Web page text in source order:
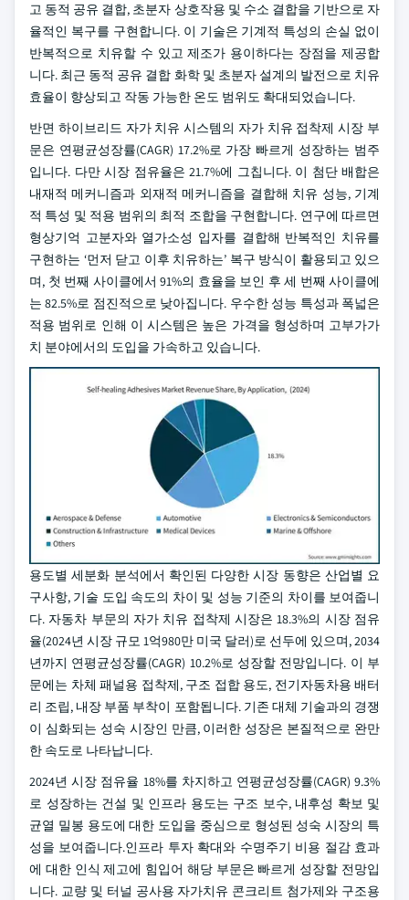
고 동적 공유 결합, 초분자 상호작용 및 수소 결합을 기반으로 자
율적인 복구를 구현합니다. 이 기술은 기계적 특성의 손실 없이
반복적으로 치유할 수 있고 제조가 용이하다는 장점을 제공합
니다. 최근 동적 공유 결합 화학 및 초분자 설계의 발전으로 치유
효율이 향상되고 작동 가능한 온도 범위도 확대되었습니다.
반면 하이브리드 자가 치유 시스템의 자가 치유 접착제 시장 부
문은 연평균성장률(CAGR) 17.2%로 가장 빠르게 성장하는 범주
입니다. 다만 시장 점유율은 21.7%에 그칩니다. 이 첨단 배합은
내재적 메커니즘과 외재적 메커니즘을 결합해 치유 성능, 기계
적 특성 및 적용 범위의 최적 조합을 구현합니다. 연구에 따르면
형상기억 고분자와 열가소성 입자를 결합해 반복적인 치유를
구현하는 ‘먼저 닫고 이후 치유하는’ 복구 방식이 활용되고 있으
며, 첫 번째 사이클에서 91%의 효율을 보인 후 세 번째 사이클에
는 82.5%로 점진적으로 낮아집니다. 우수한 성능 특성과 폭넓은
적용 범위로 인해 이 시스템은 높은 가격을 형성하며 고부가가
치 분야에서의 도입을 가속하고 있습니다.
용도별 세분화 분석에서 확인된 다양한 시장 동향은 산업별 요
구사항, 기술 도입 속도의 차이 및 성능 기준의 차이를 보여줍니
다. 자동차 부문의 자가 치유 접착제 시장은 18.3%의 시장 점유
율(2024년 시장 규모 1억980만 미국 달러)로 선두에 있으며, 2034
년까지 연평균성장률(CAGR) 10.2%로 성장할 전망입니다. 이 부
문에는 차체 패널용 접착제, 구조 접합 용도, 전기자동차용 배터
리 조립, 내장 부품 부착이 포함됩니다. 기존 대체 기술과의 경쟁
이 심화되는 성숙 시장인 만큼, 이러한 성장은 본질적으로 완만
한 속도로 나타납니다.
2024년 시장 점유율 18%를 차지하고 연평균성장률(CAGR) 9.3%
로 성장하는 건설 및 인프라 용도는 구조 보수, 내후성 확보 및
균열 밀봉 용도에 대한 도입을 중심으로 형성된 성숙 시장의 특
성을 보여줍니다.인프라 투자 확대와 수명주기 비용 절감 효과
에 대한 인식 제고에 힘입어 해당 부문은 빠르게 성장할 전망입
니다. 교량 및 터널 공사용 자가치유 콘크리트 첨가제와 구조용